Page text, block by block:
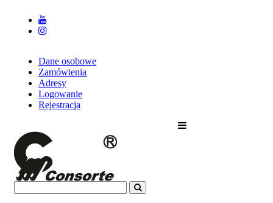
Dane osobowe
Zamówienia
Adresy
Logowanie
Rejestracja